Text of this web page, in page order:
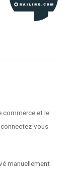
commerce et le
vous
manuellement